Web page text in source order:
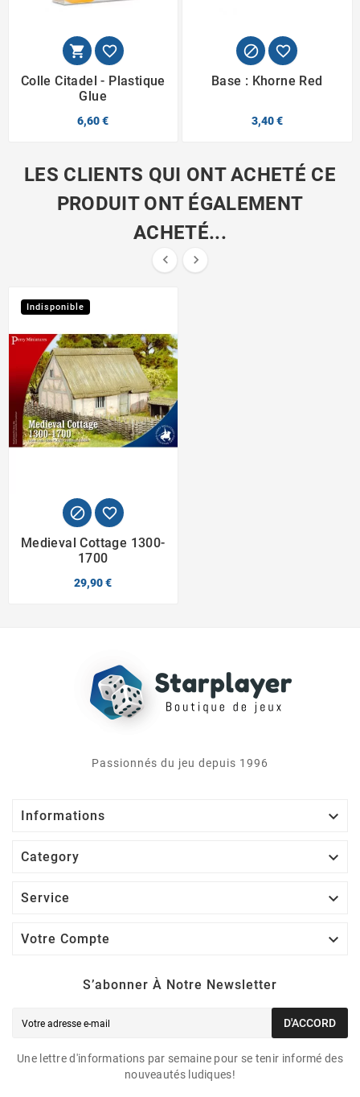
 
Colle Citadel - Plastique
Glue
6,60 €
 
Base : Khorne Red
3,40 €
LES CLIENTS QUI ONT ACHETÉ CE
PRODUIT ONT ÉGALEMENT
ACHETÉ...
 
Indisponible
 
Medieval Cottage 1300-
1700
29,90 €
Passionnés du jeu depuis 1996
Informations 
Category 
Service 
Votre Compte 
S’abonner À Notre Newsletter
D'ACCORD
Une lettre d'informations par semaine pour se tenir informé des
nouveautés ludiques!